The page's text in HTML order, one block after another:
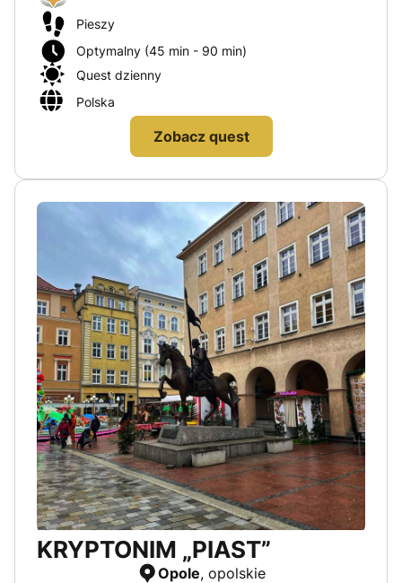
Pieszy
Optymalny (45 min - 90 min)
Quest dzienny
Polska
Zobacz quest
KRYPTONIM „PIAST”
Opole, opolskie